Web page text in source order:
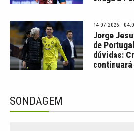
14-07-2026 ·
Jorge
de
dúvidas:
SONDAGEM